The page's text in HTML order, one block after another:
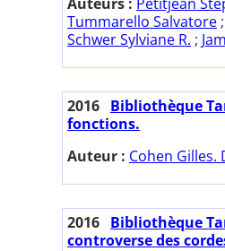
Tummarello Salvatore ;
Schwer Sylviane R. ;
2016 Bibliothèque
fonctions.
Auteur : Cohen Gilles.
2016 Bibliothèque
controverse des